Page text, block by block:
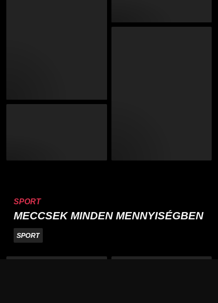
SPORT
MECCSEK MINDEN MENNYISÉGBEN
SPORT